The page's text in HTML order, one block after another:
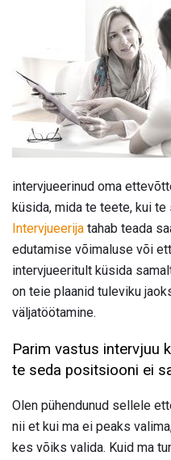
intervjueerinud oma
küsida, mida te teete, kui te
Intervjueerija tahab teada
edutamise võimaluse või
intervjueeritult küsida
on teie plaanid tuleviku
väljatöötamine.
Parim vastus intervjuu
te seda positsiooni ei
Olen pühendunud sellele
nii et kui ma ei peaks
kes võiks valida. Kuid ma